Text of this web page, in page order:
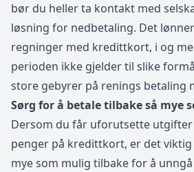
bør du heller ta kontakt med
løsning for nedbetaling. Det
regninger med kredittkort, i og
perioden ikke gjelder til slike
store gebyrer på renings betaling
Sørg for å betale tilbake så mye
Dersom du får uforutsette
penger på kredittkort, er det viktig
mye som mulig tilbake for å